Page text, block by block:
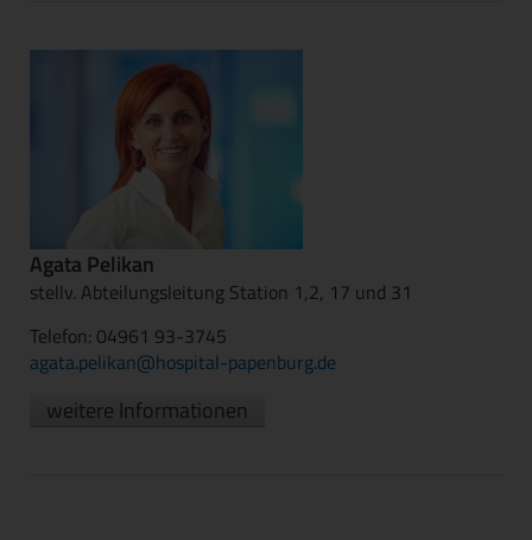
Agata Pelikan
stellv. Abteilungsleitung Station 1,2, 17 und 31
Telefon: 04961 93-3745
agata.pelikan@hospital-papenburg.de
weitere Informationen